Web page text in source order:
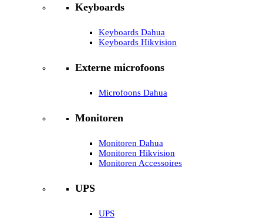
Keyboards
Keyboards Dahua
Keyboards Hikvision
Externe microfoons
Microfoons Dahua
Monitoren
Monitoren Dahua
Monitoren Hikvision
Monitoren Accessoires
UPS
UPS